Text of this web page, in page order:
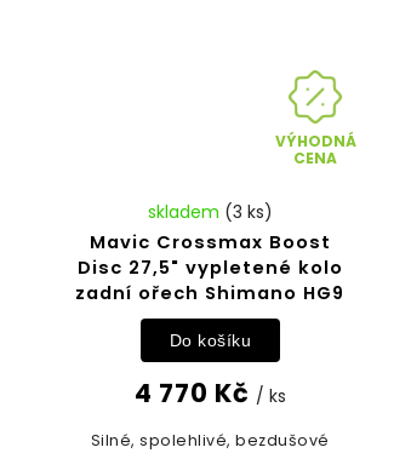
VÝHODNÁ
CENA
Mavic Crossmax Boost
Disc 27,5" vypletené kolo
zadní ořech Shimano HG9
skladem (3 ks)
4 770 Kč / ks
Do košíku
Silné, spolehlivé, bezdušové